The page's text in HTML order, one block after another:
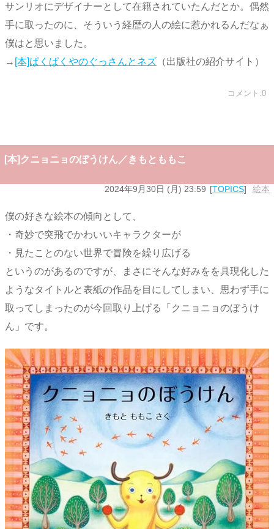
サンリオにデザイナーとして在籍されていたんだとか。偶然
手に取ったのに、そういう経歴の人の絵に惹かれるんだなぁ
僕はと思いました。
→ [本]ぱくぱくやのぐっさんとネズ （出版社の紹介サイト）
コメント:0
[本]クニョニョのぼうけん／きもとももこ
2024年9月30日 (月) 23:59 TOPICS 絵本
僕の好きな絵本の傾向として、
・奇妙で突飛でかわいいキャラクターが
・見たことのない世界で冒険を繰り広げる
というのがあるのですが、まさにそんな好みをを具現化した
ようなタイトルと表紙の作品を目にしてしまい、思わず手に
取ってしまったのが今回取り上げる「クニョニョのぼうけ
ん」です。